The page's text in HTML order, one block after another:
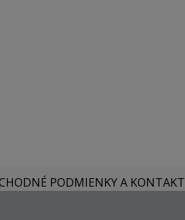
PODMIENKY A KONTAKT